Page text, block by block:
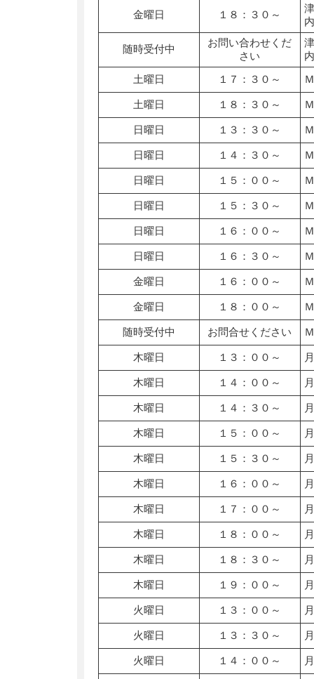
金曜日 １８：３０～
随時受付中
お問い合わせくだ
さい
土曜日
１７：３０～
土曜日 １８：３０～
日曜日 １３：３０～
日曜日 １４：３０～
日曜日 １５：００～
日曜日 １５：３０～
日曜日 １６：００～
日曜日 １６：３０～
金曜日 １６：００～
金曜日 １８：００～
随時受付中 お問合せください
木曜日 １３：００～
木曜日 １４：００～
木曜日 １４：３０～
木曜日 １５：００～
木曜日 １５：３０～
木曜日 １６：００～
木曜日 １７：００～
木曜日 １８：００～
木曜日 １８：３０～
木曜日 １９：００～
火曜日 １３：００～
火曜日 １３：３０～
火曜日 １４：００～